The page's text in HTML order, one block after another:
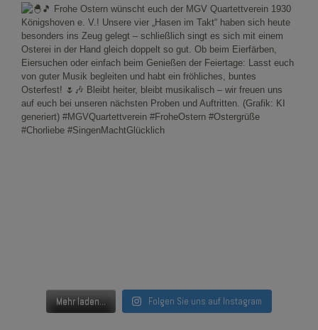
Mehr laden... Folgen Sie uns auf Instagram